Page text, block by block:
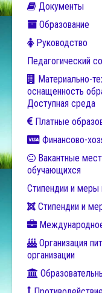
Документы
Образование
Руководство
Педагогический
Материально-
оснащенность
Доступная среда
Платные
Финансово-
Вакантные
обучающихся
Стипендии и
Стипендии и
Организация
организации